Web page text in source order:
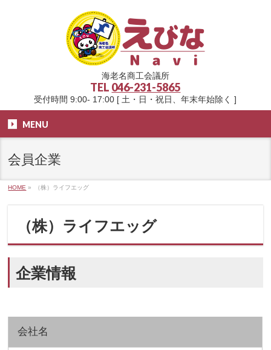
海老名商工会議所
TEL 046-231-5865
受付時間 9:00- 17:00 [ 土・日・祝日、年末年始除く ]
MENU
会員企業
HOME » （株）ライフエッグ
（株）ライフエッグ
企業情報
会社名